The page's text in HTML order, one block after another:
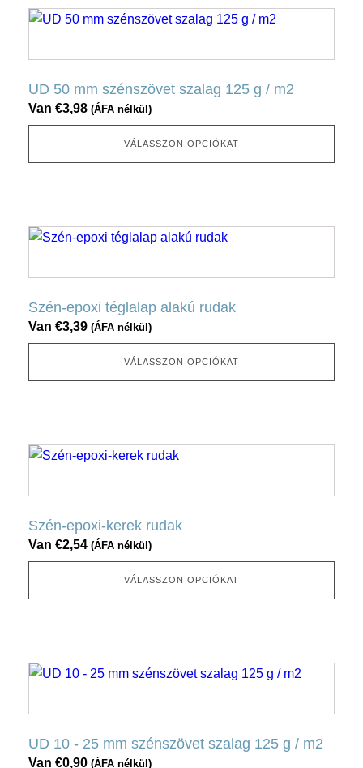
a
termékoldalon
UD 50 mm szénszövet szalag 125 g / m2
Van €3,98 (ÁFA nélkül)
VÁLASSZON OPCIÓKAT
Ennek
terméknek
változata
az
választható
Szén-epoxi téglalap alakú rudak
Van €3,39 (ÁFA nélkül)
VÁLASSZON OPCIÓKAT
Ennek
terméknek
változata
az
választható
Szén-epoxi-kerek rudak
Van €2,54 (ÁFA nélkül)
VÁLASSZON OPCIÓKAT
Ennek
terméknek
változata
az
választható
UD 10 - 25 mm szénszövet szalag 125 g / m2
Van €0,90 (ÁFA nélkül)
Ennek
terméknek
változata